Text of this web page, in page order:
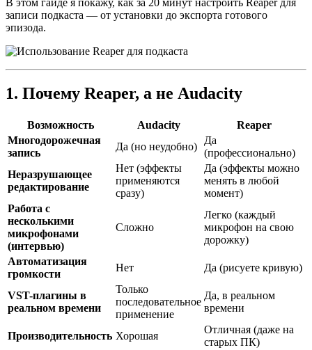
записи подкаста — от установки до экспорта готового
эпизода.
1. Почему Reaper, а не Audacity
Возможность Audacity
Reaper
Многодорожечная
запись
Да (но неудобно)
Да
(профессионально)
Неразрушающее
редактирование
Нет (эффекты
применяются
сразу)
Да (эффекты можно
менять в любой
момент)
Работа с
несколькими
микрофонами
(интервью)
Сложно
Легко (каждый
микрофон на свою
дорожку)
Автоматизация
громкости
Нет Да (рисуете кривую)
VST-плагины в
реальном времени
Только
последовательное
применение
Да, в реальном
времени
Производительность Хорошая
Отличная (даже на
старых ПК)